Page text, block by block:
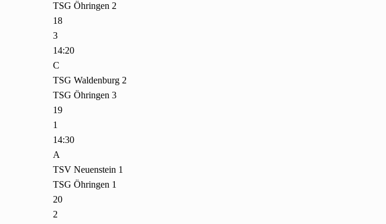
TSG Öhringen 2
18
3
14:20
C
TSG Waldenburg 2
TSG Öhringen 3
19
1
14:30
A
TSV Neuenstein 1
TSG Öhringen 1
20
2